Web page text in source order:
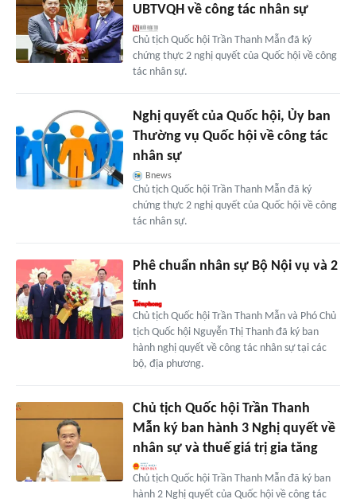
UBTVQH về công tác nhân sự
Chủ tịch Quốc hội Trần Thanh Mẫn đã ký
chứng thực 2 nghị quyết của Quốc hội về công
tác nhân sự.
Nghị quyết của Quốc hội, Ủy ban
Thường vụ Quốc hội về công tác
nhân sự
Bnews
Chủ tịch Quốc hội Trần Thanh Mẫn đã ký
chứng thực 2 nghị quyết của Quốc hội về công
tác nhân sự.
Phê chuẩn nhân sự Bộ Nội vụ và 2
tỉnh
Chủ tịch Quốc hội Trần Thanh Mẫn và Phó Chủ
tịch Quốc hội Nguyễn Thị Thanh đã ký ban
hành nghị quyết về công tác nhân sự tại các
bộ, địa phương.
Chủ tịch Quốc hội Trần Thanh
Mẫn ký ban hành 3 Nghị quyết về
nhân sự và thuế giá trị gia tăng
Chủ tịch Quốc hội Trần Thanh Mẫn đã ký ban
hành 2 Nghị quyết của Quốc hội về công tác